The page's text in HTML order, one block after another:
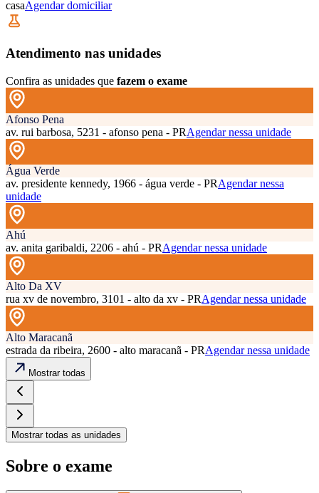
casaAgendar domiciliar
Atendimento nas unidades
Confira as unidades que fazem o exame
Afonso Pena
av. rui barbosa, 5231 - afonso pena - PRAgendar nessa unidade
Água Verde
av. presidente kennedy, 1966 - água verde - PRAgendar nessa
unidade
Ahú
av. anita garibaldi, 2206 - ahú - PRAgendar nessa unidade
Alto Da XV
rua xv de novembro, 3101 - alto da xv - PRAgendar nessa unidade
Alto Maracanã
estrada da ribeira, 2600 - alto maracanã - PRAgendar nessa unidade
Mostrar todas
Mostrar todas as unidades
Sobre o exame